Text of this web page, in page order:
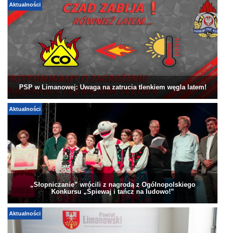
Aktualności
PSP w Limanowej: Uwaga na zatrucia tlenkiem węgla latem!
Aktualności
„Słopniczanie” wrócili z nagrodą z Ogólnopolskiego
Konkursu „Śpiewaj i tańcz na ludowo!”
Aktualności